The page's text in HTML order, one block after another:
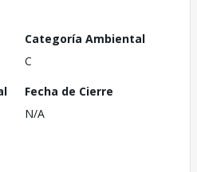
Categoría Ambiental
C
Fecha de Cierre
N/A